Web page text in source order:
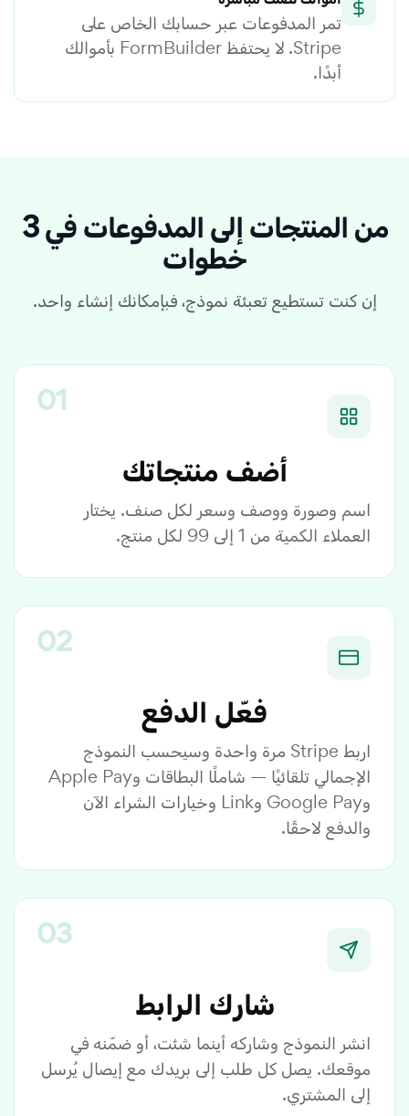
تمر المدفوعات عبر حسابك الخاص على
Stripe. لا يحتفظ FormBuilder بأموالك
أبدًا.
من المنتجات إلى المدفوعات في 3
خطوات
إن كنت تستطيع تعبئة نموذج، فبإمكانك إنشاء واحد.
أضف منتجاتك
اسم وصورة ووصف وسعر لكل صنف. يختار
العملاء الكمية من 1 إلى 99 لكل منتج.
فعّل الدفع
اربط Stripe مرة واحدة وسيحسب النموذج
الإجمالي تلقائيًا — شاملًا البطاقات وApple Pay
وGoogle Pay وLink وخيارات الشراء الآن
والدفع لاحقًا.
شارك الرابط
انشر النموذج وشاركه أينما شئت، أو ضمّنه في
موقعك. يصل كل طلب إلى بريدك مع إيصال يُرسل
إلى المشتري.